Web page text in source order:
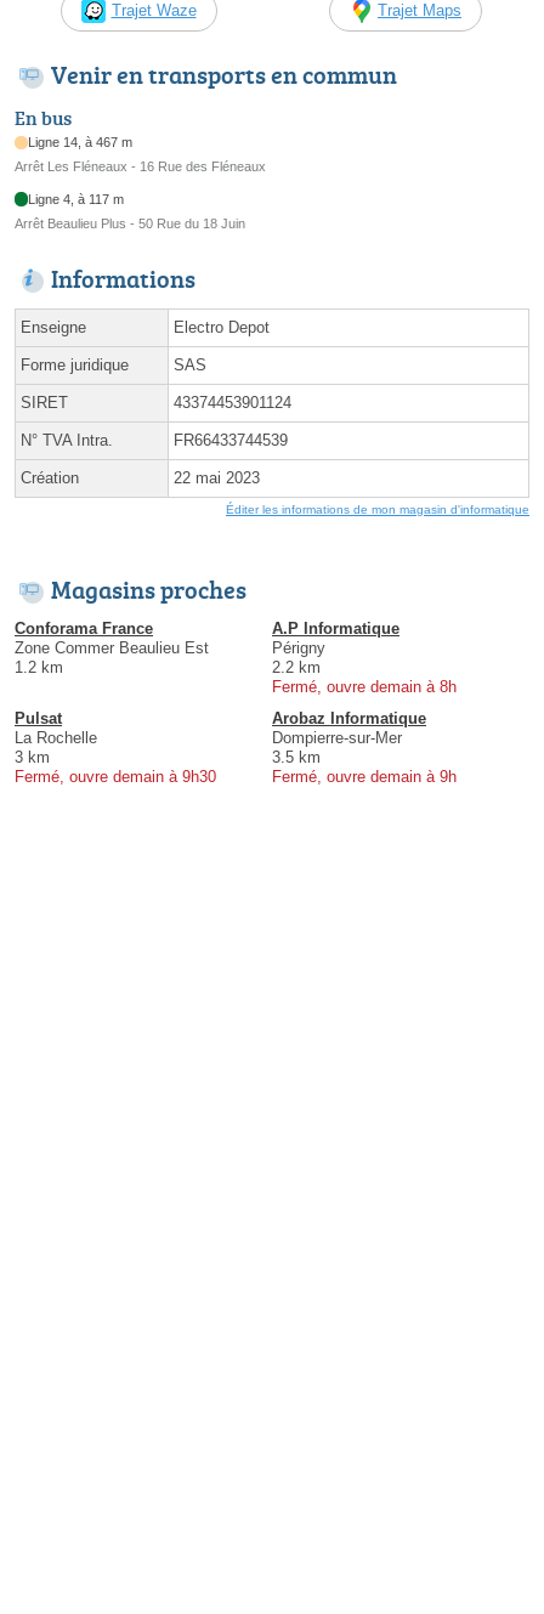
Trajet Waze Trajet Maps
Venir en transports en commun
En bus
Ligne 14, à 467 m
Arrêt Les Fléneaux - 16 Rue des Fléneaux
Ligne 4, à 117 m
Arrêt Beaulieu Plus - 50 Rue du 18 Juin
Informations
Enseigne Electro Depot
Forme juridique SAS
SIRET 43374453901124
N° TVA Intra. FR66433744539
Création 22 mai 2023
Éditer les informations de mon magasin d'informatique
Magasins proches
Conforama France
Zone Commer Beaulieu Est
1.2 km
A.P Informatique
Périgny
2.2 km
Fermé, ouvre demain à 8h
Pulsat
La Rochelle
3 km
Fermé, ouvre demain à 9h30
Arobaz Informatique
Dompierre-sur-Mer
3.5 km
Fermé, ouvre demain à 9h